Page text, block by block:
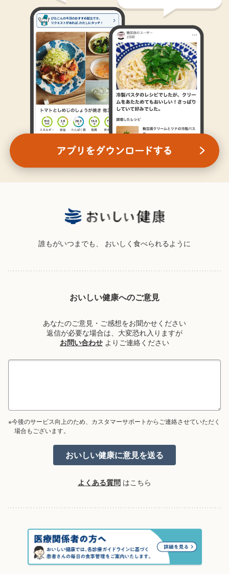
誰もがいつまでも、 おいしく食べられるように
おいしい健康へのご意見
あなたのご意見・ご感想をお聞かせください
返信が必要な場合は、大変恐れ入りますが
お問い合わせ よりご連絡ください
※今後のサービス向上のため、カスタマーサポートからご連絡させていただく
場合もございます。
よくある質問 はこちら